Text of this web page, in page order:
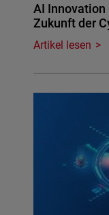
AI Innovation
Zukunft der
Artikel lesen